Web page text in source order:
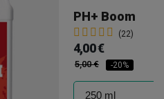
PH+ Boom
(22)
4,00 €
5,00 € -20%